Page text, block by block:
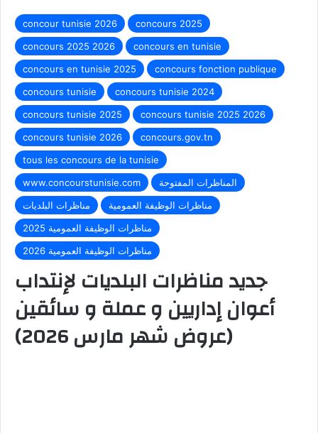
concour tunisie 2026
concours 2025
concours 2025 2026
concours en tunisie
concours en tunisie 2025
concours fonction publique
concours tunisie
concours tunisie 2024
concours tunisie 2025
concours tunisie 2025 2026
concours tunisie 2026
concours.gov.tn
tous les concours de la tunisie
www.concourstunisie.com
المناظرات المفتوحة
مناظرات البلديات
مناظرات الوظيفة العمومية
مناظرات الوظيفة العمومية 2025
مناظرات الوظيفة العمومية 2026
جديد مناظرات البلديات لإنتداب
أعوان إداريين و عملة و سائقين
(عروض شهر مارس 2026)